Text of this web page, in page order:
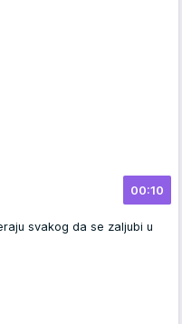
00:10
svakog da se zaljubi u